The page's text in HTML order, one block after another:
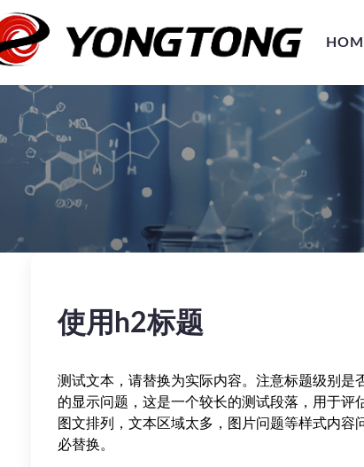
使用h2标题
测试文本，请替换为实际内容。注意标题级别
的显示问题，这是一个较长的测试段落，用于评
图文排列，文本区域太多，图片问题等样式内
必替换。